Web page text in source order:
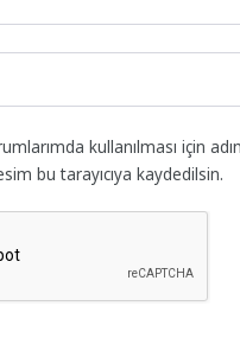
kullanılması için
bu tarayıcıya kaydedilsin.